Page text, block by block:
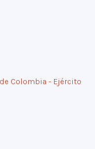
Colombia - Ejército